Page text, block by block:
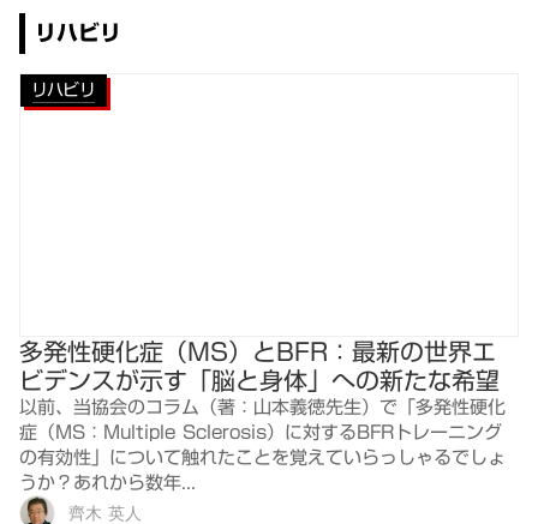
リハビリ
リハビリ
多発性硬化症（MS）とBFR：最新の世界エ
ビデンスが示す「脳と身体」への新たな希望
以前、当協会のコラム（著：山本義徳先生）で「多発性硬化
症（MS：Multiple Sclerosis）に対するBFRトレーニング
の有効性」について触れたことを覚えていらっしゃるでしょ
うか？あれから数年...
齊木 英人